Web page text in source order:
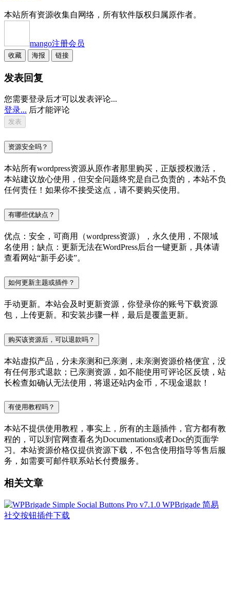
本站所有资源收集自网络，所有软件版权归属原作者。
mango注册会员
收藏 海报 链接
发表回复
您需要登录后才可以发表评论...
登录... 后才能评论
资源安全吗？
本站所有wordpress资源从原作者那里购买，正版授权激活，
本站建议放心使用，但安全问题终究是自己负责的，本站不负
任何责任！如果你不接受这点，请不要购买使用。
有哪些优缺点？
优点：安全，可商用（wordpress资源），永久使用，不限域
名使用；缺点：更新无法在WordPress后台一键更新，具体请
查看网站“新手必读”。
如何更新主题或插件？
手动更新。本站会及时更新资源，你登录你的账号下载资源
包，上传更新。和安装步骤一样，最后是覆盖更新。
购买该资源后，可以退款吗？
本站虚拟产品，分未亲测和已亲测，未亲测资源价格便宜，没
有任何形式退款；已亲测资源，如不能使用可评论区反馈，站
长检查如确认无法使用，将退还站内金币，不现金退款！
有使用教程吗？
本站不提供使用教程，事实上，所有的主题插件，官方都有教
程的，可以到官网查看名为Documentations或者Doc的页面学
习。本站资源价格仅提供资源下载，不包含使用指导等售后服
务，如需要可邮件联系站长付费服务。
相关文章